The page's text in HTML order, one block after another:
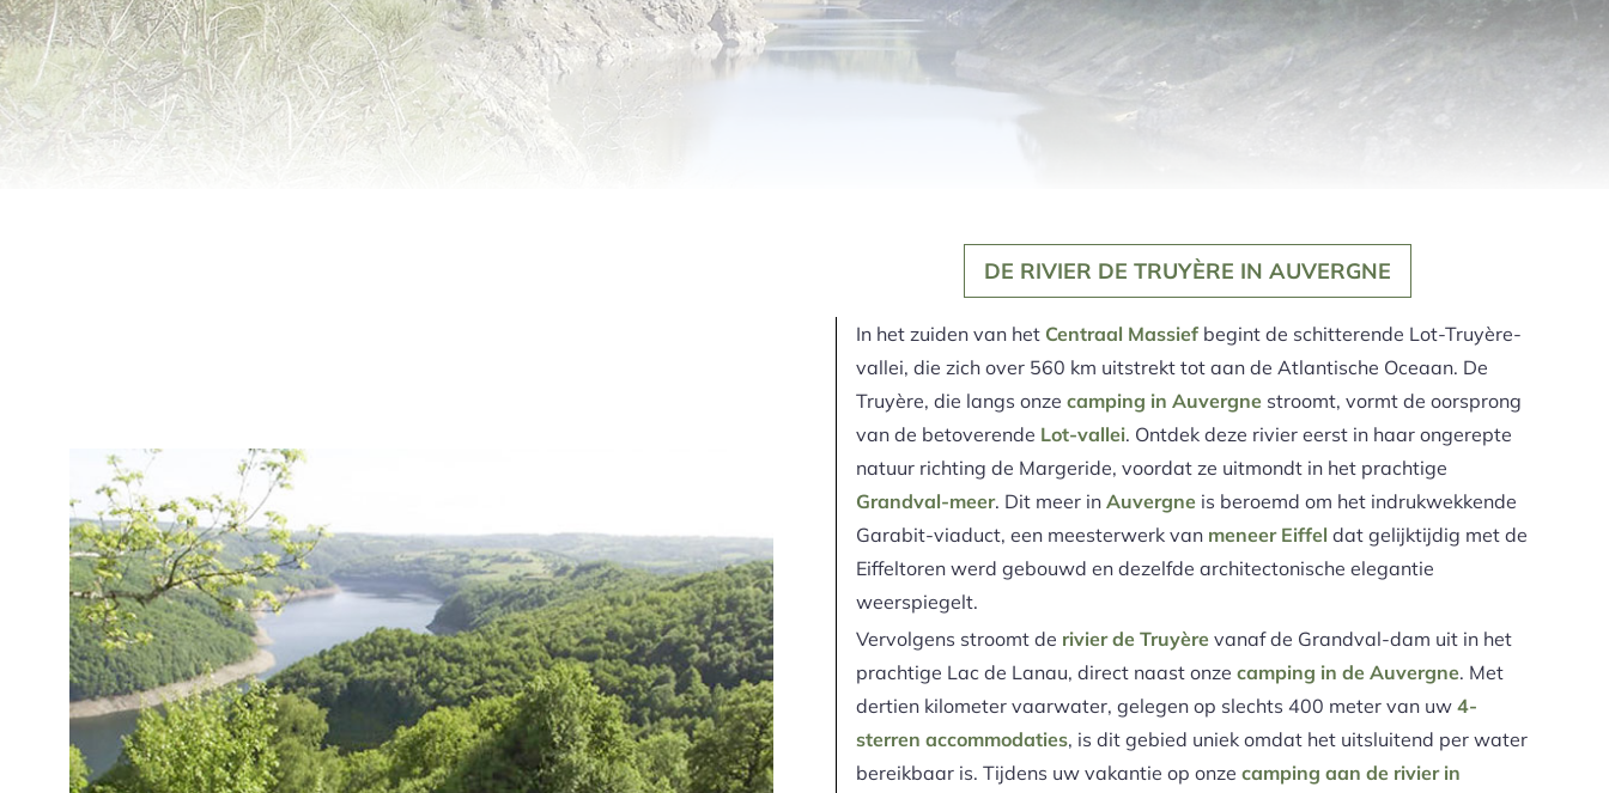
DE RIVIER DE TRUYÈRE IN AUVERGNE
In het zuiden van hetCentraal Massief begint de schitterende Lot-Truyère-
vallei, die zich over 560 km uitstrekt tot aan de Atlantische Oceaan. De
Truyère, die langs onze camping in Auvergne stroomt, vormt de oorsprong
van de betoverende Lot-vallei. Ontdek deze rivier eerst in haar ongerepte
natuur richting de Margeride, voordat ze uitmondt in het prachtige
Grandval-meer. Dit meer in Auvergne is beroemd om het indrukwekkende
Garabit-viaduct, een meesterwerk van meneer Eiffel dat gelijktijdig met de
Eiffeltoren werd gebouwd en dezelfde architectonische elegantie
weerspiegelt.
Vervolgens stroomt de rivier de Truyère vanaf de Grandval-dam uit in het
prachtige Lac de Lanau, direct naast onze camping in de Auvergne. Met
dertien kilometer vaarwater, gelegen op slechts 400 meter van uw 4-
sterren accommodaties, is dit gebied uniek omdat het uitsluitend per water
bereikbaar is. Tijdens uw vakantie op onze camping aan de rivier in